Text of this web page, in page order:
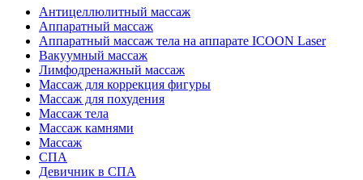
Антицеллюлитный массаж
Аппаратный массаж
Аппаратный массаж тела на аппарате ICOON Laser
Вакуумный массаж
Лимфодренажный массаж
Массаж для коррекция фигуры
Массаж для похудения
Массаж тела
Массаж камнями
Массаж
СПА
Девичник в СПА